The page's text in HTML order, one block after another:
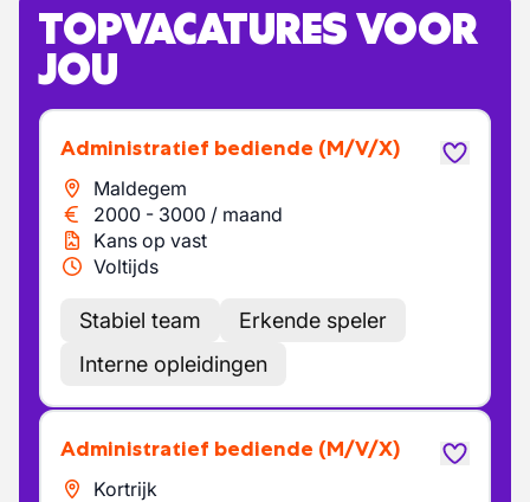
TOPVACATURES VOOR
JOU
Administratief bediende (M/V/X)
Maldegem
2000 - 3000 / maand
Kans op vast
Voltijds
Stabiel team
Erkende speler
Interne opleidingen
Administratief bediende (M/V/X)
Kortrijk